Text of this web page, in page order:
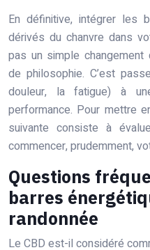
En définitive, intégrer les
dérivés du chanvre dans
pas un simple changement
de philosophie. C’est
douleur, la fatigue) à
performance. Pour mettre
suivante consiste à
commencer, prudemment,
Questions
barres
randonnée
Le CBD est-il considéré